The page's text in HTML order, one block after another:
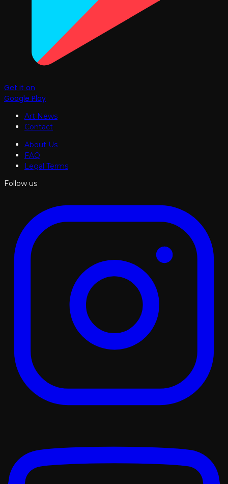
Get it on
Google Play
Art News
Contact
About Us
FAQ
Legal Terms
Follow us